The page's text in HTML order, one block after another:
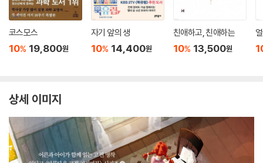
코스모스
10% 19,800원
자기 앞의 생
10% 14,400원
친애하고, 친애하는
10% 13,500원
상세 이미지